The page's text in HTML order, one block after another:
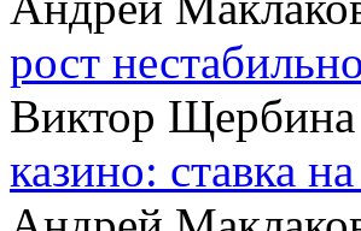
рост
Виктор Щербина
казино: ставка